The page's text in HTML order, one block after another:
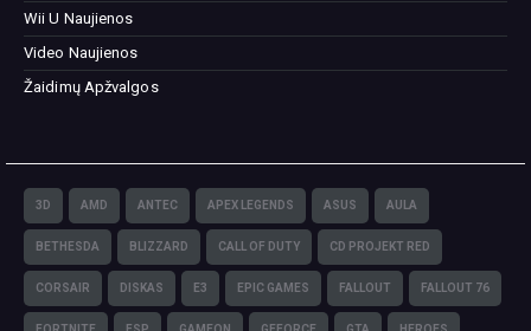
Wii U Naujienos
Video Naujienos
Žaidimų Apžvalgos
3D AMD ANTEC APEX LEGENDS ASUS AULA
BETHESDA BLIZZARD CALL OF DUTY CD PROJEKT RED
CORSAIR DISKAS E3 EPIC GAMES FALLOUT FALLOUT 76